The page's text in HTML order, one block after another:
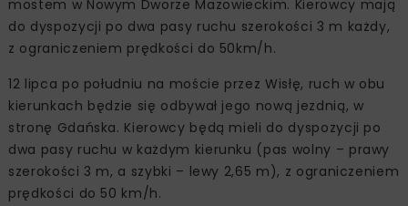
mostem w Nowym Dworze Mazowieckim. Kierowcy mają
do dyspozycji po dwa pasy ruchu szerokości 3 m każdy,
z ograniczeniem prędkości do 50km/h.
12 lipca po południu na moście przez Wisłę, ruch w obu
kierunkach będzie się odbywał jego nową jezdnią, w
stronę Gdańska. Kierowcy będą mieli do dyspozycji po
dwa pasy ruchu w każdym kierunku (pas wolny – prawy
szerokości 3 m, a szybki – lewy 2,65 m), z ograniczeniem
prędkości do 50 km/h.